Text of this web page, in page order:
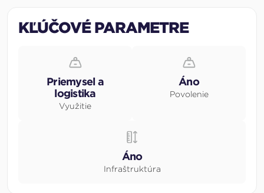
KĽÚČOVÉ PARAMETRE
Priemysel a
logistika
Využitie
Áno
Povolenie
Áno
Infraštruktúra